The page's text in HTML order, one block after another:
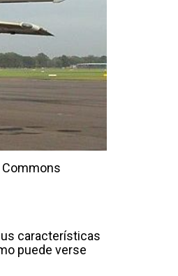
Commons
características
puede verse